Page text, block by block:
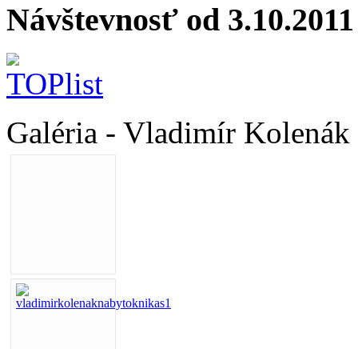
Návštevnosť od 3.10.2011
Galéria - Vladimír